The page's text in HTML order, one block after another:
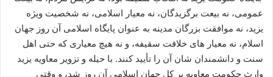
عمومی، نه بیعت برگزیدگان، نه معیار اسلامی، نه شخصیت ویژه
یزید، نه موافقت بزرگان مدینه به عنوان پایگاه اسلامی آن روز جهان
اسلام، نه معیار های خلافت سقیفه، و نه هیچ معیاری که حتی اهل
سنت و دانشمندان شان آن را تأیید کنند. با حیله و تزویر معاویه یزید
وارث حکومت معاویه بر کل جهان اسلامی آن روز شد، و وقتی